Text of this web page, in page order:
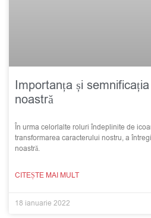
Importanța și
noastră
În urma celorlalte roluri îndeplinite de
transformarea caracterului nostru, a
noastră.
CITEȘTE MAI MULT
18 ianuarie 2022